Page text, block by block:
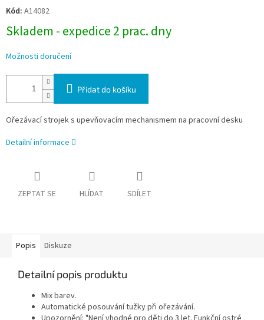
Měrná
cena:
Kód: A14082
Skladem - expedice 2 prac. dny
Možnosti doručení
Přidat do košíku
Ořezávací strojek s upevňovacím mechanismem na pracovní desku
Detailní informace
ZEPTAT SE HLÍDAT SDÍLET
Popis Diskuze
Detailní popis produktu
Mix barev.
Automatické posouvání tužky při ořezávání.